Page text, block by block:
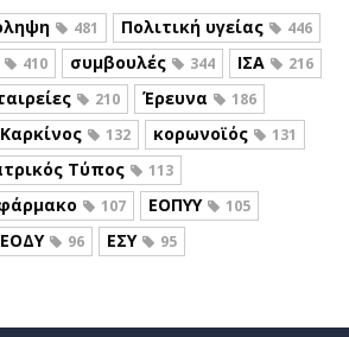
481 Πολιτική υγείας 446
410 συμβουλές 344 ΙΣΑ 216
210 Έρευνα 186
Καρκίνος 132 κορωνοϊός 131
Τύπος 113
107 ΕΟΠΥΥ 105
ΕΟΔΥ 96 ΕΣΥ 95